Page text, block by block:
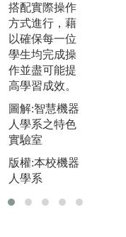
搭配實際操作
方式進行，藉
以確保每一位
學生均完成操
作並盡可能提
高學習成效。
圖解:智慧機器
人學系之特色
實驗室
版權:本校機器
人學系